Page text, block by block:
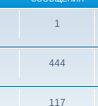
1
444
117